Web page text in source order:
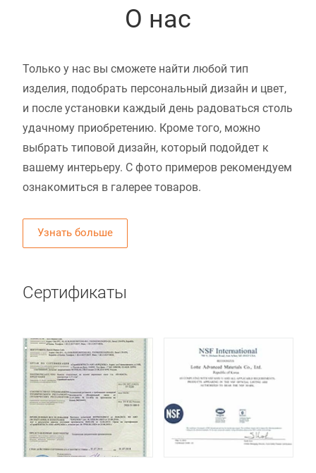
О нас
Только у нас вы сможете найти любой тип
изделия, подобрать персональный дизайн и цвет,
и после установки каждый день радоваться столь
удачному приобретению. Кроме того, можно
выбрать типовой дизайн, который подойдет к
вашему интерьеру. С фото примеров рекомендуем
ознакомиться в галерее товаров.
Узнать больше
Сертификаты